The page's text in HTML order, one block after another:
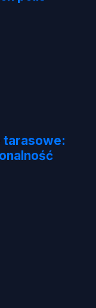
tarasowe: